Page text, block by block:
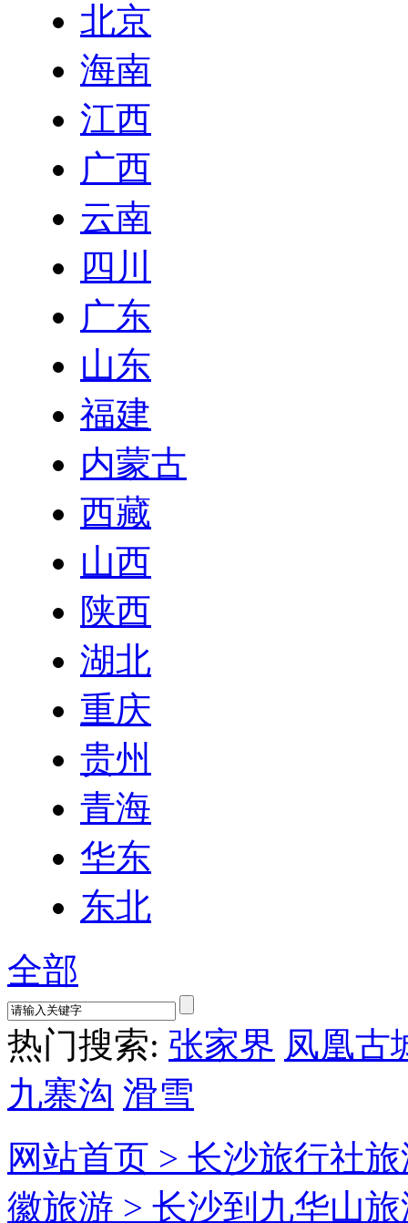
北京
海南
江西
广西
云南
四川
广东
山东
福建
内蒙古
西藏
山西
陕西
湖北
重庆
贵州
青海
华东
东北
全部
热门搜索: 张家界 凤凰古
九寨沟 滑雪
网站首页 > 长沙旅行社
徽旅游 > 长沙到九华山